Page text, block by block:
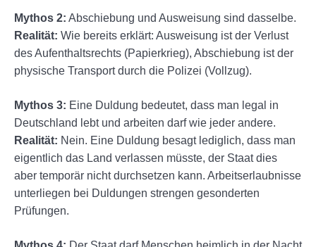
Mythos 2: Abschiebung und Ausweisung sind dasselbe.
Realität: Wie bereits erklärt: Ausweisung ist der Verlust
des Aufenthaltsrechts (Papierkrieg), Abschiebung ist der
physische Transport durch die Polizei (Vollzug).
Mythos 3: Eine Duldung bedeutet, dass man legal in
Deutschland lebt und arbeiten darf wie jeder andere.
Realität: Nein. Eine Duldung besagt lediglich, dass man
eigentlich das Land verlassen müsste, der Staat dies
aber temporär nicht durchsetzen kann. Arbeitserlaubnisse
unterliegen bei Duldungen strengen gesonderten
Prüfungen.